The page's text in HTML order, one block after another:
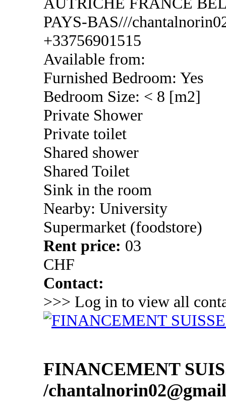
PAYS-BAS///
+33756901515
Available from:
Furnished Bedroom: Yes
Bedroom Size: < 8 [m2]
Private Shower
Private toilet
Shared shower
Shared Toilet
Sink in the room
Nearby: University
Supermarket (foodstore)
Rent price: 03
CHF
Contact:
>>> Log in to view all
FINANCEMENT
/